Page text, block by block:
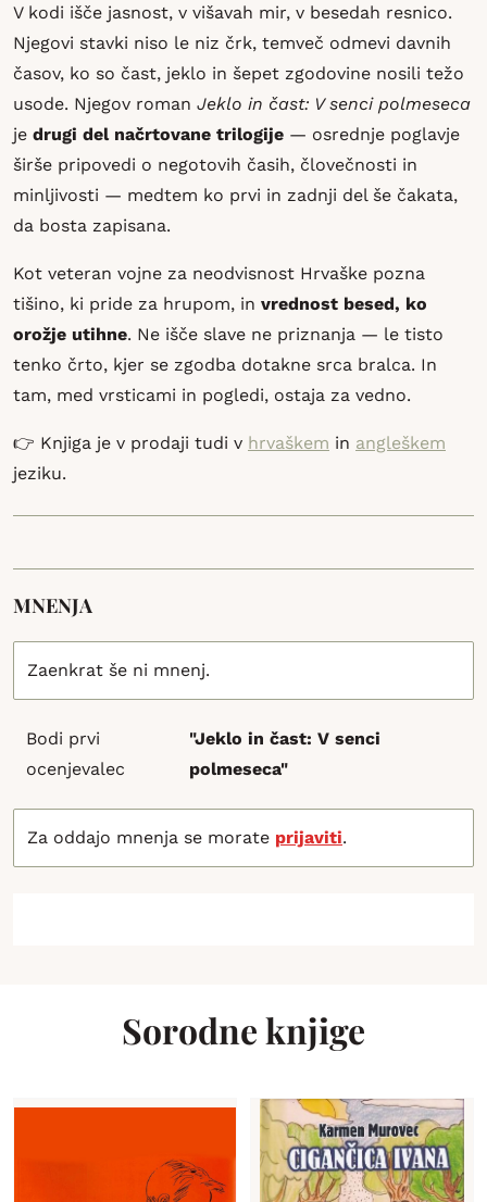
V kodi išče jasnost, v višavah mir, v besedah resnico.
Njegovi stavki niso le niz črk, temveč odmevi davnih
časov, ko so čast, jeklo in šepet zgodovine nosili težo
usode. Njegov roman Jeklo in čast: V senci polmeseca
je drugi del načrtovane trilogije — osrednje poglavje
širše pripovedi o negotovih časih, človečnosti in
minljivosti — medtem ko prvi in zadnji del še čakata,
da bosta zapisana.
Kot veteran vojne za neodvisnost Hrvaške pozna
tišino, ki pride za hrupom, in vrednost besed, ko
orožje utihne. Ne išče slave ne priznanja — le tisto
tenko črto, kjer se zgodba dotakne srca bralca. In
tam, med vrsticami in pogledi, ostaja za vedno.
👉 Knjiga je v prodaji tudi v hrvaškem in angleškem
jeziku.
MNENJA
Zaenkrat še ni mnenj.
Bodi prvi
ocenjevalec
"Jeklo in čast: V senci
polmeseca"
Za oddajo mnenja se morate prijaviti.
Sorodne knjige